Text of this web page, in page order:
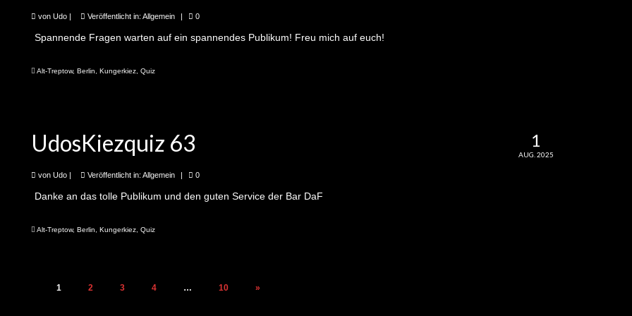
vonUdo | Veröffentlicht in:Allgemein | 0
Spannende Fragen warten auf ein spannendes Publikum! Freu mich auf euch!
Alt-Treptow,Berlin ,Kungerkiez ,Quiz
1
AUG. 2025
UdosKiezquiz 63
vonUdo | Veröffentlicht in:Allgemein | 0
Danke an das tolle Publikum und den guten Service der Bar DaF
Alt-Treptow,Berlin ,Kungerkiez ,Quiz
1 2 3 4 … 10 »